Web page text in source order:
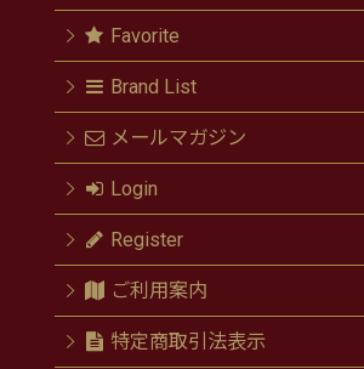
Favorite
Brand List
メールマガジン
Login
Register
ご利用案内
特定商取引法表示